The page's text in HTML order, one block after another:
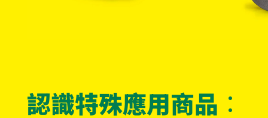
認識特殊應用商品：